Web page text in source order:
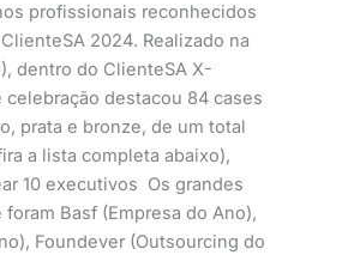
profissionais reconhecidos
2024. Realizado na
dentro do ClienteSA X-
celebração destacou 84 cases
prata e bronze, de um total
a lista completa abaixo),
10 executivos Os grandes
Basf (Empresa do Ano),
Foundever (Outsourcing do